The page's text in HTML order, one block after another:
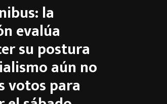
la
evalúa
su postura
aún no
votos para